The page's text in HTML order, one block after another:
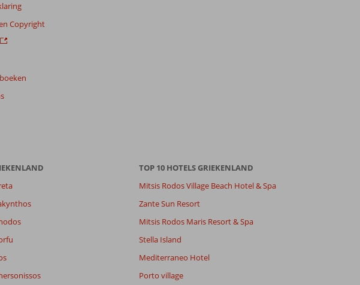
op
Copyright
TOP 10 HOTELS GRIEKENLAND
Mitsis Rodos Village Beach Hotel & Spa
Zante Sun Resort
Mitsis Rodos Maris Resort & Spa
Stella Island
Mediterraneo Hotel
Porto village